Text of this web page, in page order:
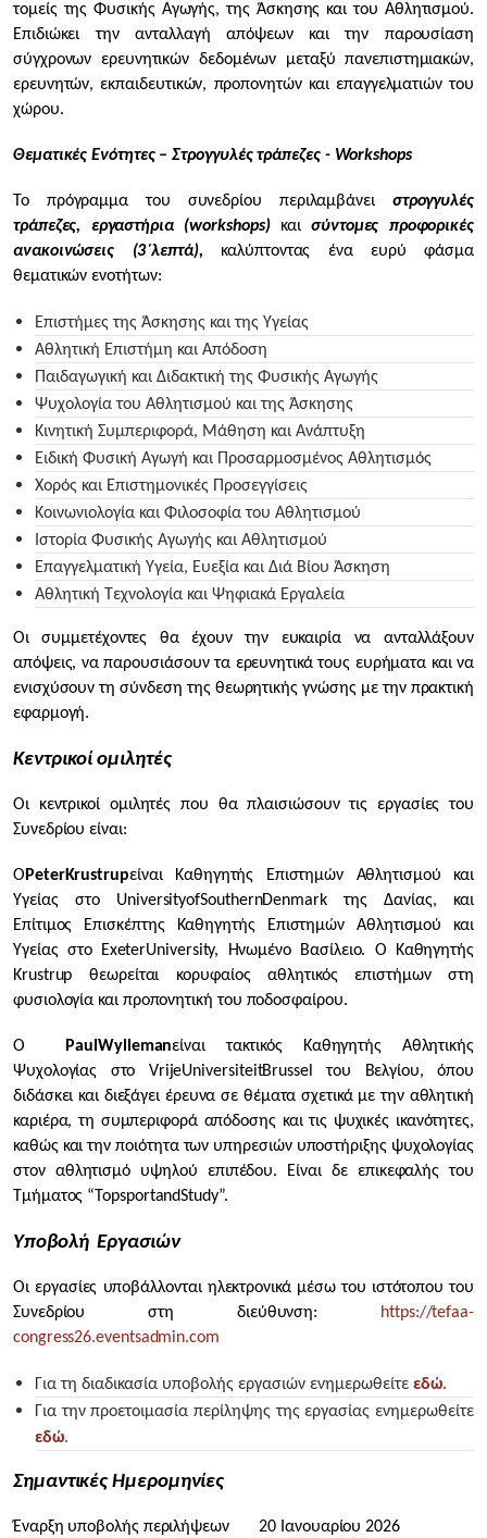
τομείς της Φυσικής Αγωγής, της Άσκησης και του Αθλητισμού.
Επιδιώκει την ανταλλαγή απόψεων και την παρουσίαση
σύγχρονων ερευνητικών δεδομένων μεταξύ πανεπιστημιακών,
ερευνητών, εκπαιδευτικών, προπονητών και επαγγελματιών του
χώρου.
Θεματικές Ενότητες – Στρογγυλές τράπεζες - Workshops
Το πρόγραμμα του συνεδρίου περιλαμβάνει στρογγυλές
τράπεζες, εργαστήρια (workshops) καισύντομες προφορικές
ανακοινώσεις (3΄λεπτά), καλύπτοντας ένα ευρύ φάσμα
θεματικών ενοτήτων:
Επιστήμες της Άσκησης και της Υγείας
Αθλητική Επιστήμη και Απόδοση
Παιδαγωγική και Διδακτική της Φυσικής Αγωγής
Ψυχολογία του Αθλητισμού και της Άσκησης
Κινητική Συμπεριφορά, Μάθηση και Ανάπτυξη
Ειδική Φυσική Αγωγή και Προσαρμοσμένος Αθλητισμός
Χορός και Επιστημονικές Προσεγγίσεις
Κοινωνιολογία και Φιλοσοφία του Αθλητισμού
Ιστορία Φυσικής Αγωγής και Αθλητισμού
Επαγγελματική Υγεία, Ευεξία και Διά Βίου Άσκηση
Αθλητική Τεχνολογία και Ψηφιακά Εργαλεία
Οι συμμετέχοντες θα έχουν την ευκαιρία να ανταλλάξουν
απόψεις, να παρουσιάσουν τα ερευνητικά τους ευρήματα και να
ενισχύσουν τη σύνδεση της θεωρητικής γνώσης με την πρακτική
εφαρμογή.
Κεντρικοί ομιλητές
Οι κεντρικοί ομιλητές που θα πλαισιώσουν τις εργασίες του
Συνεδρίου είναι:
ΟPeterKrustrupείναι Καθηγητής Επιστημών Αθλητισμού και
Υγείας στο UniversityofSouthernDenmarkτης Δανίας, και
Επίτιμος Επισκέπτης Καθηγητής Επιστημών Αθλητισμού και
Υγείας στο ExeterUniversity, Ηνωμένο Βασίλειο. Ο Καθηγητής
Krustrup θεωρείται κορυφαίος αθλητικός επιστήμων στη
φυσιολογία και προπονητική του ποδοσφαίρου.
Ο PaulWyllemanείναι τακτικός Καθηγητής Αθλητικής
Ψυχολογίας στο VrijeUniversiteitBrussel του Βελγίου, όπου
διδάσκει και διεξάγει έρευνα σε θέματα σχετικά με την αθλητική
καριέρα, τη συμπεριφορά απόδοσης και τις ψυχικές ικανότητες,
καθώς και την ποιότητα των υπηρεσιών υποστήριξης ψυχολογίας
στον αθλητισμό υψηλού επιπέδου. Είναι δε επικεφαλής του
Τμήματος “TopsportandStudy”.
Υποβολή Εργασιών
Οι εργασίες υποβάλλονται ηλεκτρονικά μέσω του ιστότοπου του
Συνεδρίου στη διεύθυνση: https://tefaa-
congress26.eventsadmin.com
Για τη διαδικασία υποβολής εργασιών ενημερωθείτε εδώ.
Για την προετοιμασία περίληψης της εργασίας ενημερωθείτε
εδώ.
Σημαντικές Ημερομηνίες
Έναρξη υποβολής περιλήψεων 20 Ιανουαρίου 2026